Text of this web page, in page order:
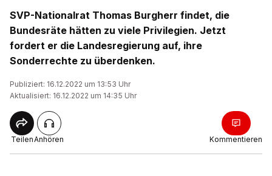
SVP-Nationalrat Thomas Burgherr findet, die
Bundesräte hätten zu viele Privilegien. Jetzt
fordert er die Landesregierung auf, ihre
Sonderrechte zu überdenken.
Publiziert: 16.12.2022 um 13:53 Uhr
Aktualisiert: 16.12.2022 um 14:35 Uhr
TeilenAnhören Kommentieren